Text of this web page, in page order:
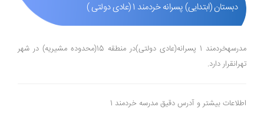
دبستان (ابتدایی) پسرانه خردمند 1 (عادی دولتی )
مدرسهخردمند 1 پسرانه(عادی دولتی)در منطقه 15(محدوده مشیریه) در شهر
تهرانقرار دارد.
اطلاعات بیشتر و آدرس دقیق مدرسه خردمند 1